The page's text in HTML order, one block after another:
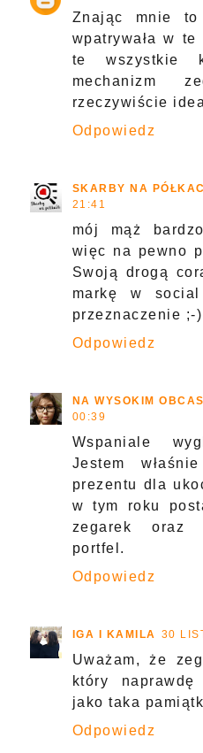
Znając mnie
wpatrywała w
te wszystkie
mechanizm
rzeczywiście
Odpowiedz
SKARBY NA
21:41
mój mąż
więc na pewno
Swoją drogą
markę w
przeznaczenie ;-)
Odpowiedz
NA WYSOKIM
00:39
Wspaniale
Jestem
prezentu dla
w tym roku
zegarek oraz
portfel.
Odpowiedz
IGA I KAMILA 30
Uważam, że
który
jako taka
Odpowiedz